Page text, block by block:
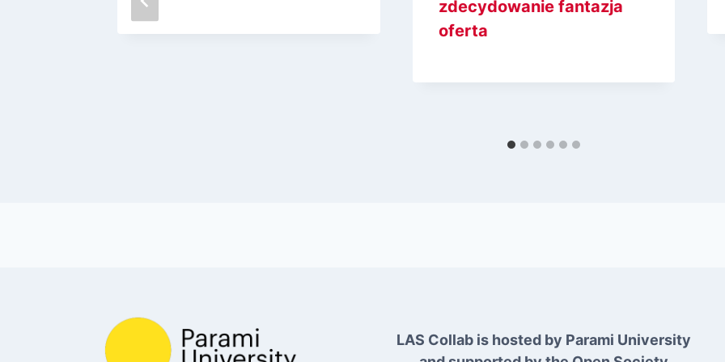
zdecydowanie fantazja
oferta
LAS Collab is hosted by Parami University